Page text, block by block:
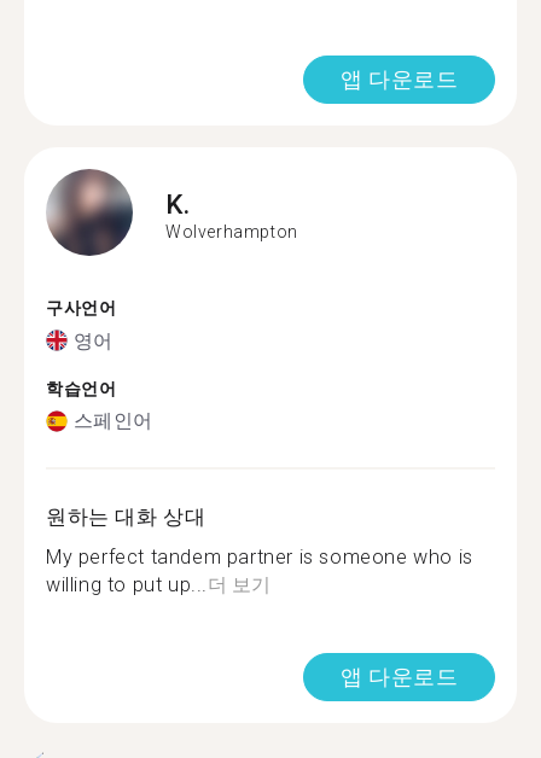
앱 다운로드
K.
Wolverhampton
구사언어
영어
학습언어
스페인어
원하는 대화 상대
My perfect tandem partner is someone who is
willing to put up...더 보기
앱 다운로드